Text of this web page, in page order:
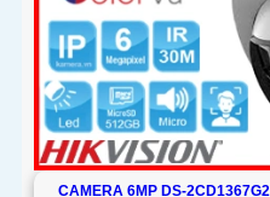
CAMERA 6MP DS-